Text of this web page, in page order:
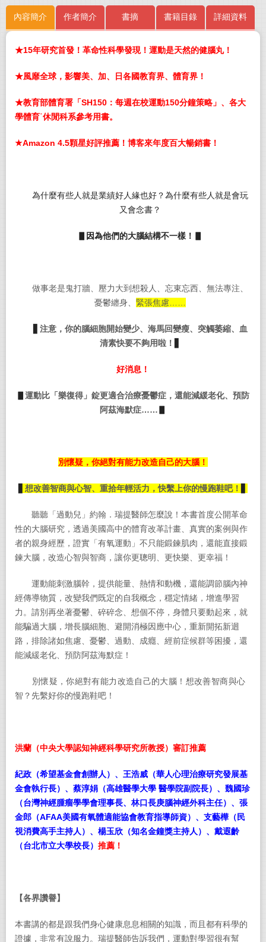
內容簡介 作者簡介 書摘 書籍目錄 詳細資料
★15年研究首發！革命性科學發現！運動是天然的健腦丸！
★風靡全球，影響美、加、日各國教育界、體育界！
★教育部體育署「SH150：每週在校運動150分鐘策略」、各大
學體育˙休閒科系參考用書。
★Amazon 4.5顆星好評推薦！博客來年度百大暢銷書！
為什麼有些人就是業績好人緣也好？為什麼有些人就是會玩
又會念書？
因為他們的大腦結構不一樣！
做事老是鬼打牆、壓力大到想殺人、忘東忘西、無法專注、
憂鬱纏身、 緊張焦慮……
注意，你的腦細胞開始變少、海馬回變瘦、突觸萎縮、血
清素快要不夠用啦！
好消息！
運動比「 樂復得 」 錠更適合治療憂鬱症，還能減緩老化、預防
阿茲海默症……
別懷疑，你絕對有能力改造自己的大腦！
想改善智商與心智、重拾年輕活力，快繫上你的慢跑鞋吧！
聽聽「過動兒」約翰．瑞提醫師怎麼說！本書首度公開革命
性的大腦研究，透過美國高中的體育改革計畫、真實的案例與作
者的親身經歷，證實「有氧運動」不只能鍛鍊肌肉，還能直接鍛
鍊大腦，改造心智與智商，讓你更聰明、更快樂、更幸福！
運動能刺激腦幹，提供能量、熱情和動機，還能調節腦內神
經傳導物質，改變我們既定的自我概念，穩定情緒，增進學習
力。請別再坐著憂鬱、碎碎念、想個不停，身體只要動起來，就
能騙過大腦，增長腦細胞、避開消極因應中心，重新開拓新迴
路，排除諸如焦慮、憂鬱、過動、成癮、經前症候群等困擾，還
能減緩老化、預防阿茲海默症！
別懷疑，你絕對有能力改造自己的大腦！想改善智商與心
智？先繫好你的慢跑鞋吧！
洪蘭 （中央大學認知神經科學研究所教授） 審訂推薦
紀政（希望基金會創辦人）、王浩威（華人心理治療研究發展基
金會執行長）、蔡淳娟（高雄醫學大學 醫學院副院長）、魏國珍
（台灣神經腫瘤學學會理事長、林口長庚腦神經外科主任）、 張
金郎（AFAA美國有氧體適能協會教育指導師資） 、支藝樺（民
視消費高手主持人）、楊玉欣（知名金鐘獎主持人）、戴遐齡
（台北市立大學校長） 推薦！
【各界讚譽】
本書講的都是跟我們身心健康息息相關的知識，而且都有科學的
證據，非常有說服力。瑞提醫師告訴我們，運動對學習很有幫